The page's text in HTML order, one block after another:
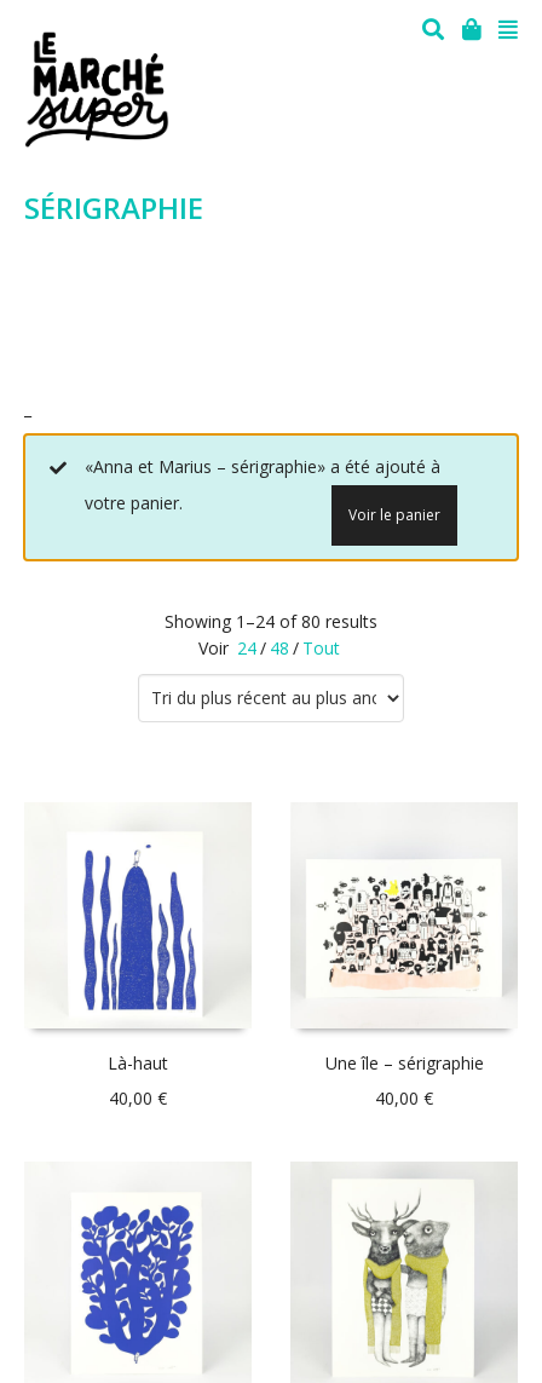
SÉRIGRAPHIE
«Anna et Marius – sérigraphie» a été ajouté à
votre panier.
Voir le panier
Showing 1–24 of 80 results
Voir 24/ 48 / Tout
Là-haut
40,00 €
Une île – sérigraphie
40,00€